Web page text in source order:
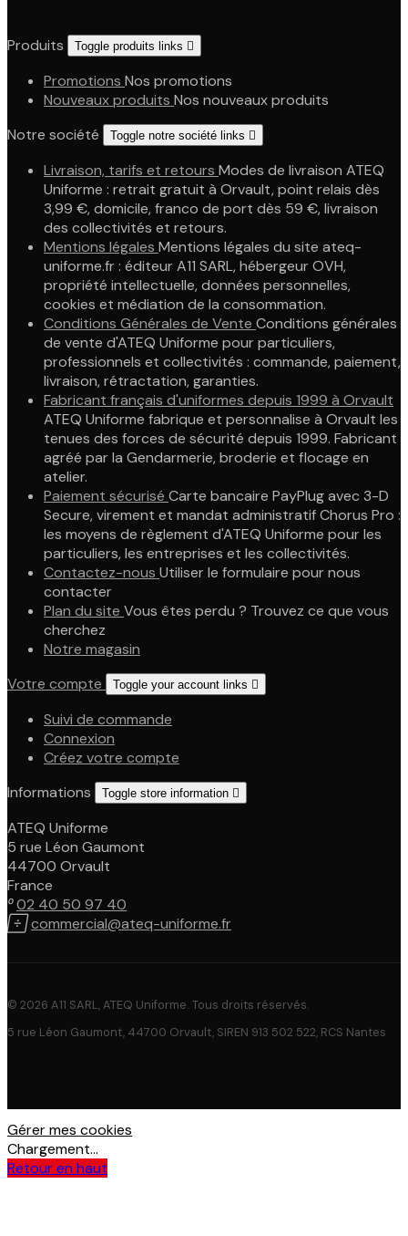
Produits Toggle produits links 
Promotions Nos promotions
Nouveaux produits Nos nouveaux produits
Notre société
Toggle notre société links 
Livraison, tarifs et retours Modes de livraison ATEQ
Uniforme : retrait gratuit à Orvault, point relais dès
3,99 €, domicile, franco de port dès 59 €, livraison
des collectivités et retours.
Mentions légales Mentions légales du site ateq-
uniforme.fr : éditeur A11 SARL, hébergeur OVH,
propriété intellectuelle, données personnelles,
cookies et médiation de la consommation.
Conditions Générales de Vente Conditions générales
de vente d'ATEQ Uniforme pour particuliers,
professionnels et collectivités : commande, paiement,
livraison, rétractation, garanties.
Fabricant français d'uniformes depuis 1999 à Orvault
ATEQ Uniforme fabrique et personnalise à Orvault les
tenues des forces de sécurité depuis 1999. Fabricant
agréé par la Gendarmerie, broderie et flocage en
atelier.
Paiement sécurisé Carte bancaire PayPlug avec 3-D
Secure, virement et mandat administratif Chorus Pro :
les moyens de règlement d'ATEQ Uniforme pour les
particuliers, les entreprises et les collectivités.
Contactez-nous Utiliser le formulaire pour nous
contacter
Plan du site Vous êtes perdu ? Trouvez ce que vous
cherchez
Notre magasin
Votre compte
Toggle your account links 
Suivi de commande
Connexion
Créez votre compte
Informations
Toggle store information 
ATEQ Uniforme
5 rue Léon Gaumont
44700 Orvault
France
02 40 50 97 40
commercial@ateq-uniforme.fr
© 2026 A11 SARL, ATEQ Uniforme. Tous droits réservés.
5 rue Léon Gaumont, 44700 Orvault, SIREN 913 502 522, RCS Nantes
Gérer mes cookies
Chargement...
Retour en haut